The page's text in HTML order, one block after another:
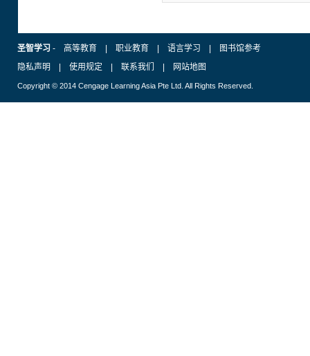
圣智学习 - 高等教育 职业教育 语言学习
图书馆参考
隐私声明
使用规定 联系我们 网站地图
Copyright © 2014 Cengage Learning Asia Pte Ltd. All Rights Reserved.